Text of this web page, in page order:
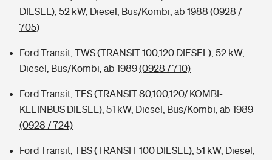
DIESEL), 52 kW, Diesel, Bus/Kombi, ab 1988 (0928 /
705)
Ford Transit, TWS (TRANSIT 100,120 DIESEL), 52 kW,
Diesel, Bus/Kombi, ab 1989(0928 / 710)
Ford Transit, TES (TRANSIT 80,100,120/ KOMBI-
KLEINBUS DIESEL), 51 kW, Diesel, Bus/Kombi, ab 1989
(0928 / 724)
Ford Transit, TBS (TRANSIT 100 DIESEL), 51 kW, Diesel,